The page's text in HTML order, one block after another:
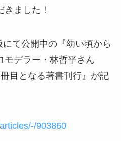
ました！
て公開中の『幼い頃から
デラー・林哲平さん
目となる著書刊行』が記
903860